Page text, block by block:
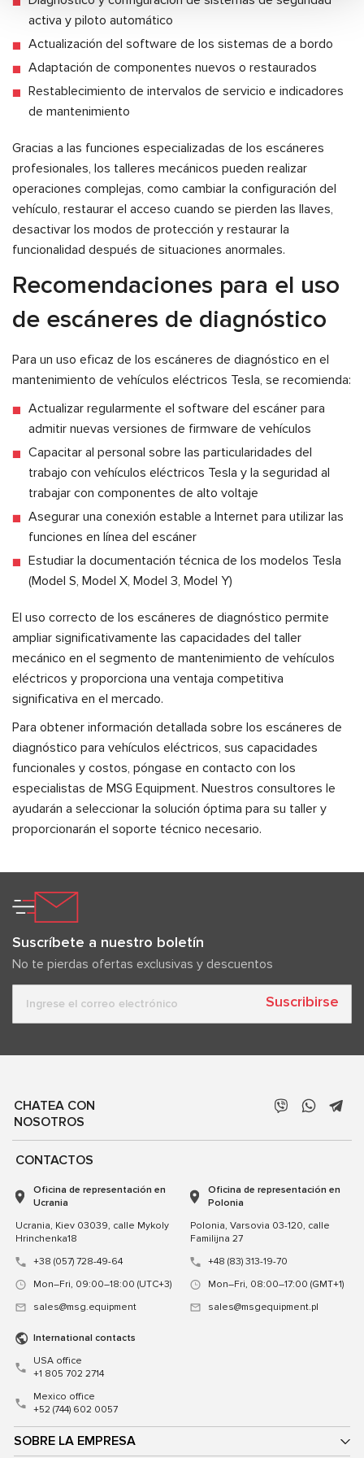
activa y piloto automático
Actualización del software de los sistemas de a bordo
Adaptación de componentes nuevos o restaurados
Restablecimiento de intervalos de servicio e indicadores
de mantenimiento
Gracias a las funciones especializadas de los escáneres
profesionales, los talleres mecánicos pueden realizar
operaciones complejas, como cambiar la configuración del
vehículo, restaurar el acceso cuando se pierden las llaves,
desactivar los modos de protección y restaurar la
funcionalidad después de situaciones anormales.
Recomendaciones para el uso
de escáneres de diagnóstico
Para un uso eficaz de los escáneres de diagnóstico en el
mantenimiento de vehículos eléctricos Tesla, se recomienda:
Actualizar regularmente el software del escáner para
admitir nuevas versiones de firmware de vehículos
Capacitar al personal sobre las particularidades del
trabajo con vehículos eléctricos Tesla y la seguridad al
trabajar con componentes de alto voltaje
Asegurar una conexión estable a Internet para utilizar las
funciones en línea del escáner
Estudiar la documentación técnica de los modelos Tesla
(Model S, Model X, Model 3, Model Y)
El uso correcto de los escáneres de diagnóstico permite
ampliar significativamente las capacidades del taller
mecánico en el segmento de mantenimiento de vehículos
eléctricos y proporciona una ventaja competitiva
significativa en el mercado.
Para obtener información detallada sobre los escáneres de
diagnóstico para vehículos eléctricos, sus capacidades
funcionales y costos, póngase en contacto con los
especialistas de MSG Equipment. Nuestros consultores le
ayudarán a seleccionar la solución óptima para su taller y
proporcionarán el soporte técnico necesario.
Suscríbete a nuestro boletín
No te pierdas ofertas exclusivas y descuentos
Suscribirse
CHATEA CON
NOSOTROS
SOBRE LA EMPRESA
CONTACTOS
Oficina de representación en
Ucrania
Ucrania, Kiev 03039, calle Mykoly
Hrinchenka18
+38 (057) 728-49-64
Mon–Fri, 09:00–18:00 (UTC+3)
sales@msg.equipment
Oficina de representación en
Polonia
Polonia, Varsovia 03-120, calle
Familijna 27
+48 (83) 313-19-70
Mon–Fri, 08:00–17:00 (GMT+1)
sales@msgequipment.pl
International contacts
USA office
+1 805 702 2714
Mexico office
+52 (744) 602 0057